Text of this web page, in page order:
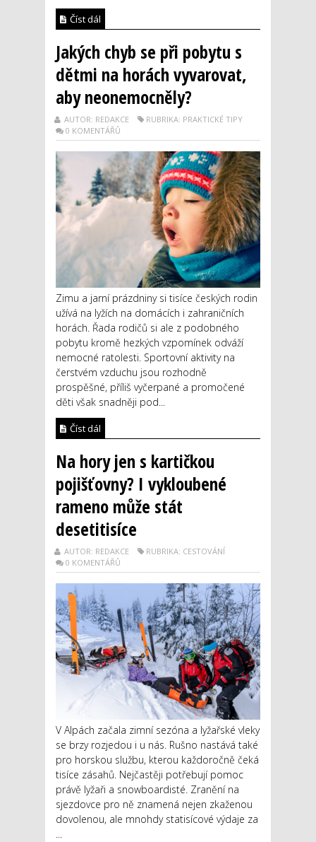
Číst dál
Jakých chyb se při pobytu s
dětmi na horách vyvarovat,
aby neonemocněly?
AUTOR: REDAKCE
RUBRIKA: PRAKTICKÉ TIPY
0 KOMENTÁŘŮ
Zimu a jarní prázdniny si tisíce českých rodin
užívá na lyžích na domácích i zahraničních
horách. Řada rodičů si ale z podobného
pobytu kromě hezkých vzpomínek odváží
nemocné ratolesti. Sportovní aktivity na
čerstvém vzduchu jsou rozhodně
prospěšné, příliš vyčerpané a promočené
děti však snadněji pod...
Číst dál
Na hory jen s kartičkou
pojišťovny? I vykloubené
rameno může stát
desetitisíce
AUTOR: REDAKCE
RUBRIKA: CESTOVÁNÍ
0 KOMENTÁŘŮ
V Alpách začala zimní sezóna a lyžařské vleky
se brzy rozjedou i u nás. Rušno nastává také
pro horskou službu, kterou každoročně čeká
tisíce zásahů. Nejčastěji potřebují pomoc
právě lyžaři a snowboardisté. Zranění na
sjezdovce pro ně znamená nejen zkaženou
dovolenou, ale mnohdy statisícové výdaje za
...